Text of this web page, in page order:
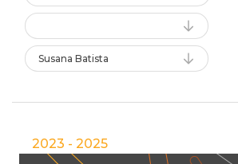
Susana Batista
2023 - 2025